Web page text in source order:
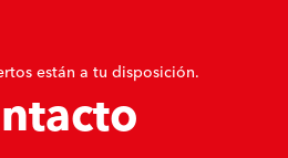
están a tu disposición.